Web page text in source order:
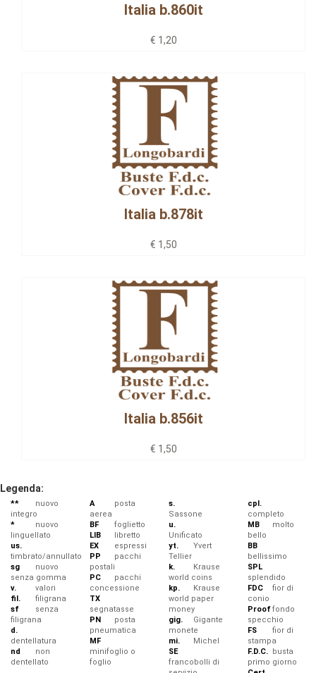
Italia b.860it
€ 1,20
Italia b.878it
€ 1,50
Italia b.856it
€ 1,50
Legenda:
**
nuovo
integro
*
nuovo
linguellato
us.
timbrato/annullato
sg
nuovo
senza gomma
v.
valori
fil.
filigrana
sf
senza
filigrana
d.
dentellatura
nd
non
dentellato
A
posta
aerea
BF
foglietto
LIB
libretto
EX
espressi
PP
pacchi
postali
PC
pacchi
concessione
TX
segnatasse
PN
posta
pneumatica
MF
minifoglio o
foglio
s.
Sassone
u.
Unificato
yt.
Yvert
Tellier
k.
Krause
world coins
kp.
Krause
world paper
money
gig.
Gigante
monete
mi.
Michel
SE
francobolli di
cpl.
completo
MB
molto
bello
BB
bellissimo
SPL
splendido
FDC
fior di
conio
Prooffondo
specchio
FS
fior di
stampa
F.D.C. busta
primo giorno